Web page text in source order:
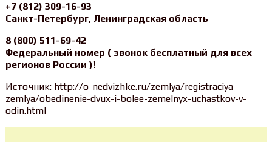
+7 (812) 309-16-93
Санкт-Петербург, Ленинградская область
8 (800) 511-69-42
Федеральный номер ( звонок бесплатный для всех
регионов России )!
Источник: http://o-nedvizhke.ru/zemlya/registraciya-
zemlya/obedinenie-dvux-i-bolee-zemelnyx-uchastkov-v-
odin.html